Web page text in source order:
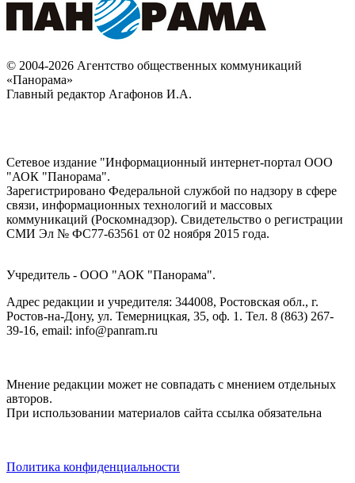
© 2004-2026 Агентство общественных коммуникаций
«Панорама»
Главный редактор Агафонов И.А.
Сетевое издание "Информационный интернет-портал ООО
"АОК "Панорама".
Зарегистрировано Федеральной службой по надзору в сфере
связи, информационных технологий и массовых
коммуникаций (Роскомнадзор). Cвидетельство о регистрации
СМИ Эл № ФС77-63561 от 02 ноября 2015 года.
Учредитель - ООО "АОК "Панорама".
Адрес редакции и учредителя: 344008, Ростовская обл., г.
Ростов-на-Дону, ул. Темерницкая, 35, оф. 1. Тел. 8 (863) 267-
39-16, email: info@panram.ru
Мнение редакции может не совпадать с мнением отдельных
авторов.
При использовании материалов сайта ссылка обязательна
Политика конфиденциальности